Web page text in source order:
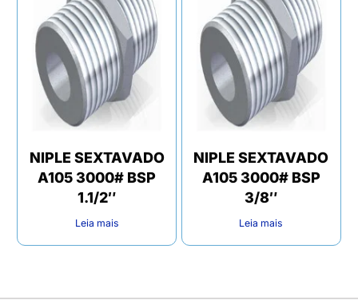
NIPLE SEXTAVADO
A105 3000# BSP
1.1/2″
Leia mais
NIPLE SEXTAVADO
A105 3000# BSP
3/8″
Leia mais